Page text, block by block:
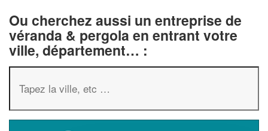
Ou cherchez aussi un entreprise de
véranda & pergola en entrant votre
ville, département… :